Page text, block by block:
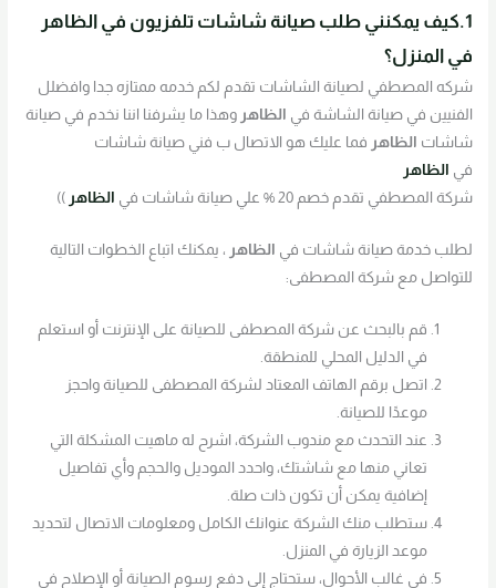
1.كيف يمكنني طلب صيانة شاشات تلفزيون في
الظاهر
في المنزل؟
شركه المصطفي لصيانة الشاشات تقدم لكم خدمه ممتازه جدا وافضلل
الفنيين في صيانة الشاشة في
الظاهر وهذا ما يشرفنا اننا نخدم في صيانة
شاشات
الظاهر فما عليك هو الاتصال ب فني صيانة شاشات
في
الظاهر
شركة المصطفي تقدم خصم 20 % علي صيانة شاشات في
الظاهر ))
لطلب خدمة صيانة شاشات في الظاهر ، يمكنك اتباع الخطوات التالية
للتواصل مع شركة المصطفى:
قم بالبحث عن شركة المصطفى للصيانة على الإنترنت أو استعلم
في الدليل المحلي للمنطقة.
اتصل برقم الهاتف المعتاد لشركة المصطفى للصيانة واحجز
موعدًا للصيانة.
عند التحدث مع مندوب الشركة، اشرح له ماهيت المشكلة التي
تعاني منها مع شاشتك، واحدد الموديل والحجم وأي تفاصيل
إضافية يمكن أن تكون ذات صلة.
ستطلب منك الشركة عنوانك الكامل ومعلومات الاتصال لتحديد
موعد الزيارة في المنزل.
في غالب الأحوال، ستحتاج إلى دفع رسوم الصيانة أو الإصلاح في